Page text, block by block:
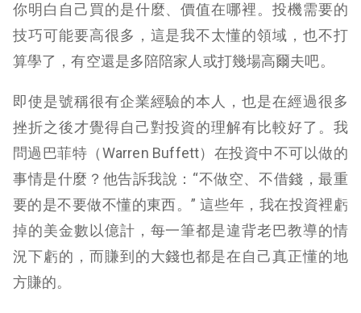
你明白自己買的是什麼、價值在哪裡。投機需要的
技巧可能要高很多，這是我不太懂的領域，也不打
算學了，有空還是多陪陪家人或打幾場高爾夫吧。
即使是號稱很有企業經驗的本人，也是在經過很多
挫折之後才覺得自己對投資的理解有比較好了。我
問過巴菲特（Warren Buffett）在投資中不可以做的
事情是什麼？他告訴我說：“不做空、不借錢，最重
要的是不要做不懂的東西。” 這些年，我在投資裡虧
掉的美金數以億計，每一筆都是違背老巴教導的情
況下虧的，而賺到的大錢也都是在自己真正懂的地
方賺的。